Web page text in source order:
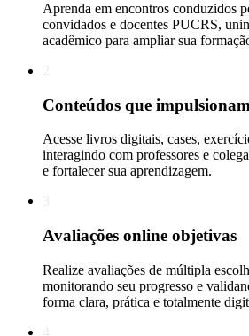
Aprenda em encontros conduzidos
convidados e docentes PUCRS,
acadêmico para ampliar sua
Conteúdos que impulsionam
Acesse livros digitais, cases,
interagindo com professores e
e fortalecer sua aprendizagem.
Avaliações online objetivas
Realize avaliações de múltipla
monitorando seu progresso e
forma clara, prática e totalmente